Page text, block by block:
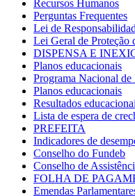
Recursos Humanos
Perguntas Frequentes
Lei de
Lei Geral de Proteção
DISPENSA E
Planos educacionais
Programa Nacional
Planos educacionais
Resultados
Lista de espera de
PREFEITA
Indicadores de
Conselho do Fundeb
Conselho de
FOLHA DE
Emendas